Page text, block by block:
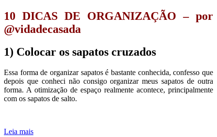
10 DICAS DE ORGANIZAÇÃO – por
@vidadecasada
1) Colocar os sapatos cruzados
Essa forma de organizar sapatos é bastante conhecida, confesso que
depois que conheci não consigo organizar meus sapatos de outra
forma. A otimização de espaço realmente acontece, principalmente
com os sapatos de salto.
Leia mais